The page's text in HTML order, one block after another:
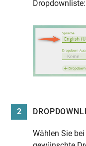
Dropdownliste:
2
Wählen Sie bei